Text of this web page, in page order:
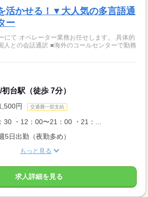
活かせる！▼大人気の多言語通
ー
て オペレーター業務お任せします。 具体的
との会話通訳 ■海外のコールセンターで勤務
台駅（徒歩 7分）
円 交通費一部支給
30 ・12：00〜21：00 ・21：...
日出勤（夜勤多め）
もっと見る
求人詳細を見る